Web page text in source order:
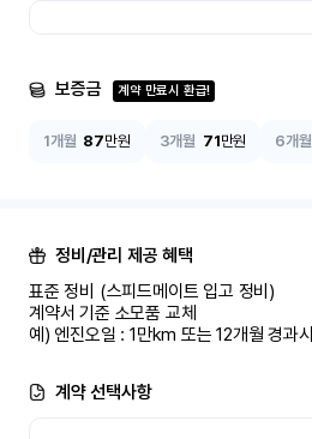
보증금 계약 만료시 환급!
1개월 87만원 3개월 71만원 6개월
정비/관리 제공 혜택
표준 정비 (스피드메이트 입고 정비)
계약서 기준 소모품 교체
예) 엔진오일 : 1만km 또는 12개월 경과시
계약 선택사항